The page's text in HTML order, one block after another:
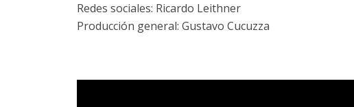
Redes sociales: Ricardo Leithner
Producción general: Gustavo Cucuzza